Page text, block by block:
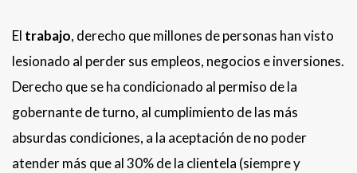
El trabajo, derecho que millones de personas han visto
lesionado al perder sus empleos, negocios e inversiones.
Derecho que se ha condicionado al permiso de la
gobernante de turno, al cumplimiento de las más
absurdas condiciones, a la aceptación de no poder
atender más que al 30% de la clientela (siempre y